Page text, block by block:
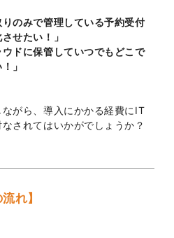
りのみで管理している予約受付
せたい！」
ウドに保管していつでもどこで
」
がら、導入にかかる経費にIT
されてはいかがでしょうか？
れ】